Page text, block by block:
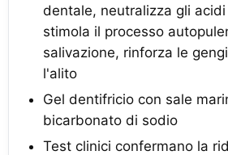
dentale, neutralizza gli
stimola il processo
salivazione, rinforza le
l'alito
Gel dentifricio con sale
bicarbonato di sodio
Test clinici confermano la